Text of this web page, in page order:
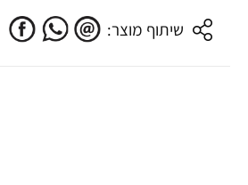
שיתוף מוצר: